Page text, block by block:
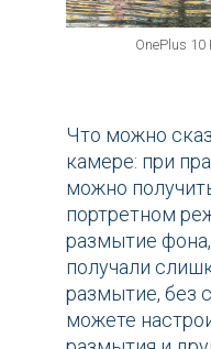
OnePlus 10
Что можно
камере: при
можно
портретном
размытие
получали
размытие, без
можете